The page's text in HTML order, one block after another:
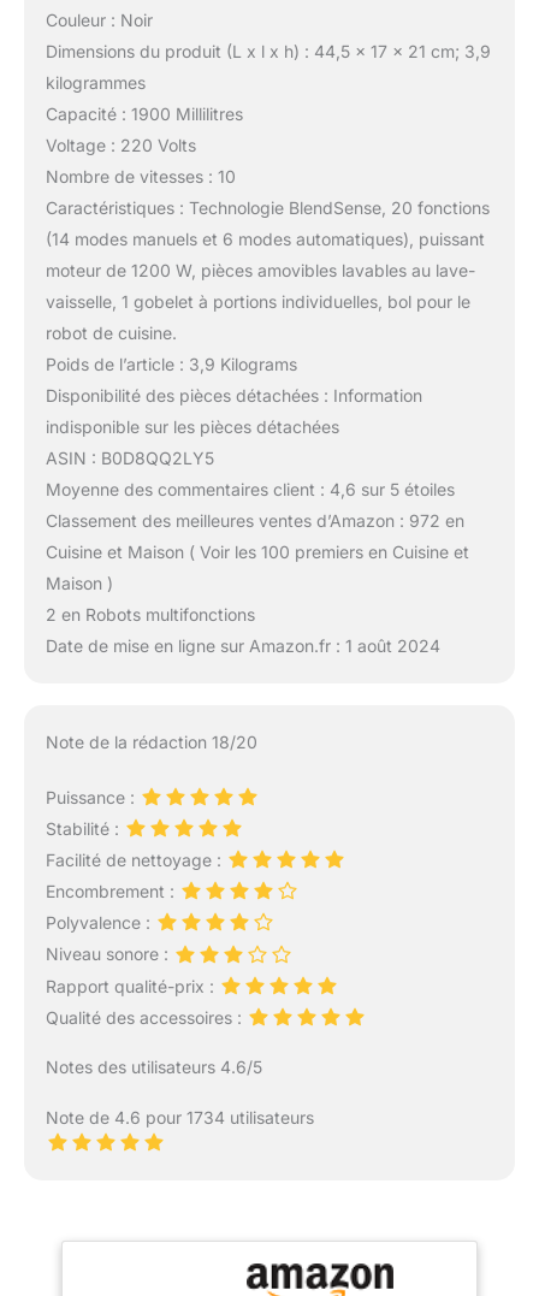
Couleur : Noir
Dimensions du produit (L x l x h) : 44,5 x 17 x 21 cm; 3,9
kilogrammes
Capacité : 1900 Millilitres
Voltage : 220 Volts
Nombre de vitesses : 10
Caractéristiques : Technologie BlendSense, 20 fonctions
(14 modes manuels et 6 modes automatiques), puissant
moteur de 1200 W, pièces amovibles lavables au lave-
vaisselle, 1 gobelet à portions individuelles, bol pour le
robot de cuisine.
Poids de l’article : 3,9 Kilograms
Disponibilité des pièces détachées : Information
indisponible sur les pièces détachées
ASIN : B0D8QQ2LY5
Moyenne des commentaires client : 4,6 sur 5 étoiles
Classement des meilleures ventes d’Amazon : 972 en
Cuisine et Maison ( Voir les 100 premiers en Cuisine et
Maison )
2 en Robots multifonctions
Date de mise en ligne sur Amazon.fr : 1 août 2024
Note de la rédaction 18/20
Puissance :
Stabilité :
Facilité de nettoyage :
Encombrement :
Polyvalence :
Niveau sonore :
Rapport qualité-prix :
Qualité des accessoires :
Notes des utilisateurs 4.6/5
Note de 4.6 pour 1734 utilisateurs